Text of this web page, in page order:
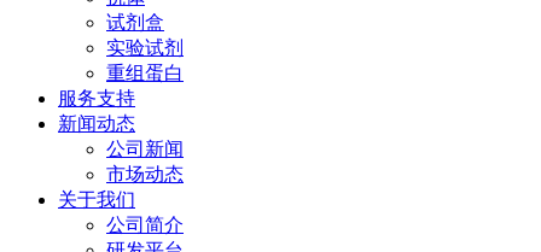
试剂盒
实验试剂
重组蛋白
服务支持
新闻动态
公司新闻
市场动态
关于我们
公司简介